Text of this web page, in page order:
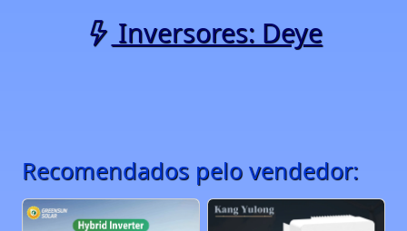
Inversores: Deye
Recomendados pelo vendedor: